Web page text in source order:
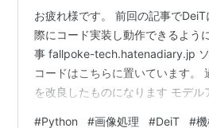
お疲れ様です。 前回の記事で
際にコード実装し動作できるよう
事 fallpoke-tech.hatenadiary.jp
コードはこちらに置いています。
を改良したものになります モデル
#Python #画像処理 #DeiT #